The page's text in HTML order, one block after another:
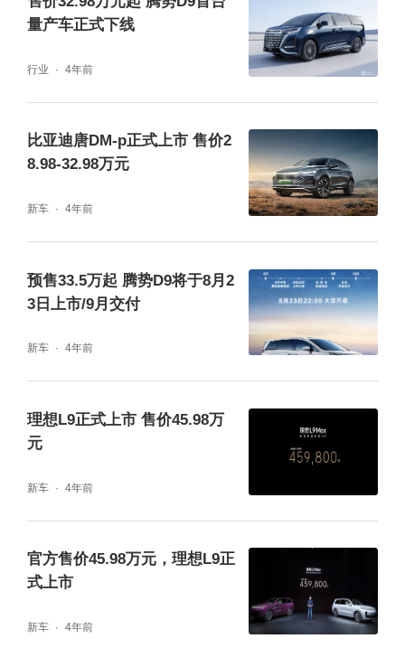
贯穿式尾灯组，点亮后在两侧还形成流星之箭
的样式。在尾门下方，该车还采用了内凹的手
法，在光影下增加了立体感。
了大量软质材料包裹，同时在中控台中部以及
门板处还辅以实木装饰，档次感营造得很到
位。新车还采用了10.25英寸嵌入式全液晶3D
量产车正式下线
行业 4年前
比亚迪唐DM-p正式上市 售价2
8.98-32.98万元
新车 4年前
预售33.5万起 腾势D9将于8月2
3日上市/9月交付
新车 4年前
理想L9正式上市 售价45.98万
元
新车 4年前
官方售价45.98万元，理想L9正
式上市
新车 4年前